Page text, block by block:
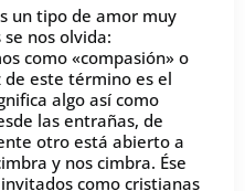
un tipo de amor muy
nos olvida:
como «compasión» o
este término es el
algo así como
las entrañas, de
otro está abierto a
y nos cimbra. Ése
como cristianas